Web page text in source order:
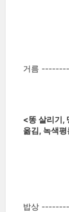
거름
<똥 살리기,
옮김, 녹색
밥상